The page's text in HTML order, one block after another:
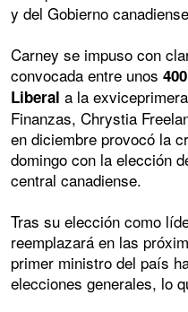
y del Gobierno
Carney se impuso con
convocada entre unos
Liberal a la
Finanzas, Chrystia
en diciembre provocó la
domingo con la elección
central canadiense.
Tras su elección como
reemplazará en las
primer ministro del país
elecciones generales, lo